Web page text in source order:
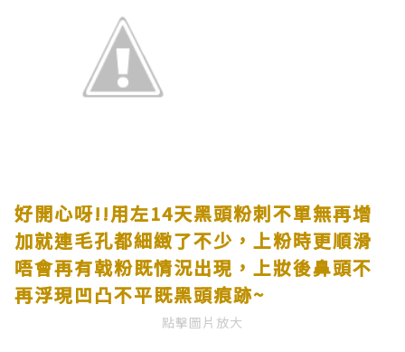
好開心呀!!用左14天黑頭粉刺不單無再增
加就連毛孔都細緻了不少，上粉時更順滑
唔會再有戟粉既情況出現，上妝後鼻頭不
再浮現凹凸不平既黑頭痕跡~
點擊圖片放大